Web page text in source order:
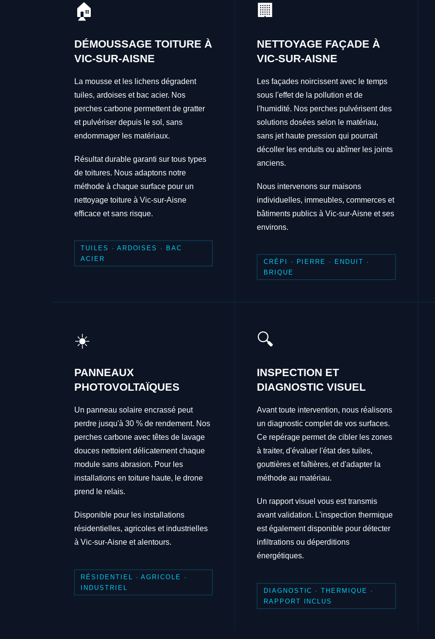
🏠
DÉMOUSSAGE TOITURE À
VIC-SUR-AISNE
La mousse et les lichens dégradent
tuiles, ardoises et bac acier. Nos
perches carbone permettent de gratter
et pulvériser depuis le sol, sans
endommager les matériaux.
Résultat durable garanti sur tous types
de toitures. Nous adaptons notre
méthode à chaque surface pour un
nettoyage toiture à Vic-sur-Aisne
efficace et sans risque.
TUILES · ARDOISES · BAC
ACIER
🏢
NETTOYAGE FAÇADE À
VIC-SUR-AISNE
Les façades noircissent avec le temps
sous l'effet de la pollution et de
l'humidité. Nos perches pulvérisent des
solutions dosées selon le matériau,
sans jet haute pression qui pourrait
décoller les enduits ou abîmer les joints
anciens.
Nous intervenons sur maisons
individuelles, immeubles, commerces et
bâtiments publics à Vic-sur-Aisne et ses
environs.
CRÉPI · PIERRE · ENDUIT ·
BRIQUE
☀️
PANNEAUX
PHOTOVOLTAÏQUES
Un panneau solaire encrassé peut
perdre jusqu'à 30 % de rendement. Nos
perches carbone avec têtes de lavage
douces nettoient délicatement chaque
module sans abrasion. Pour les
installations en toiture haute, le drone
prend le relais.
Disponible pour les installations
résidentielles, agricoles et industrielles
à Vic-sur-Aisne et alentours.
RÉSIDENTIEL · AGRICOLE ·
INDUSTRIEL
🔍
INSPECTION ET
DIAGNOSTIC VISUEL
Avant toute intervention, nous réalisons
un diagnostic complet de vos surfaces.
Ce repérage permet de cibler les zones
à traiter, d'évaluer l'état des tuiles,
gouttières et faîtières, et d'adapter la
méthode au matériau.
Un rapport visuel vous est transmis
avant validation. L'inspection thermique
est également disponible pour détecter
infiltrations ou déperditions
énergétiques.
DIAGNOSTIC · THERMIQUE ·
RAPPORT INCLUS